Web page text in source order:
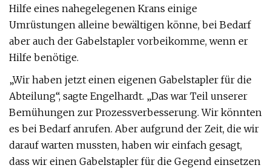
Hilfe eines nahegelegenen Krans einige
Umrüstungen alleine bewältigen könne, bei Bedarf
aber auch der Gabelstapler vorbeikomme, wenn er
Hilfe benötige.
„Wir haben jetzt einen eigenen Gabelstapler für die
Abteilung“, sagte Engelhardt. „Das war Teil unserer
Bemühungen zur Prozessverbesserung. Wir könnten
es bei Bedarf anrufen. Aber aufgrund der Zeit, die wir
darauf warten mussten, haben wir einfach gesagt,
dass wir einen Gabelstapler für die Gegend einsetzen